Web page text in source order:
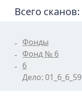
Всего сканов:
Фонды
Фонд № 6
6
Дело: 01_6_6_59